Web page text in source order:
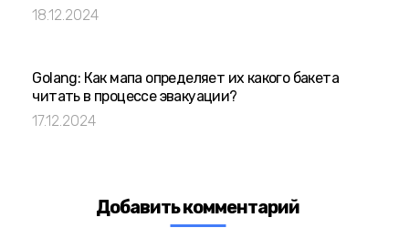
18.12.2024
Golang: Как мапа определяет их какого бакета
читать в процессе эвакуации?
17.12.2024
Добавить комментарий